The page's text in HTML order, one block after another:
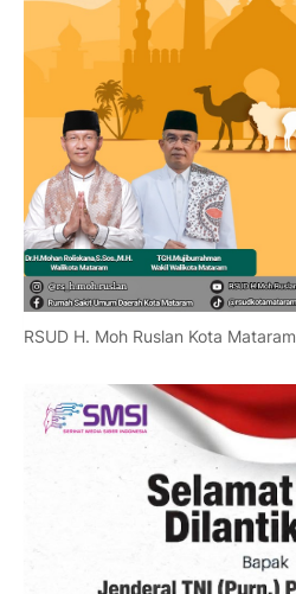
RSUD H. Moh Ruslan Kota Mataram